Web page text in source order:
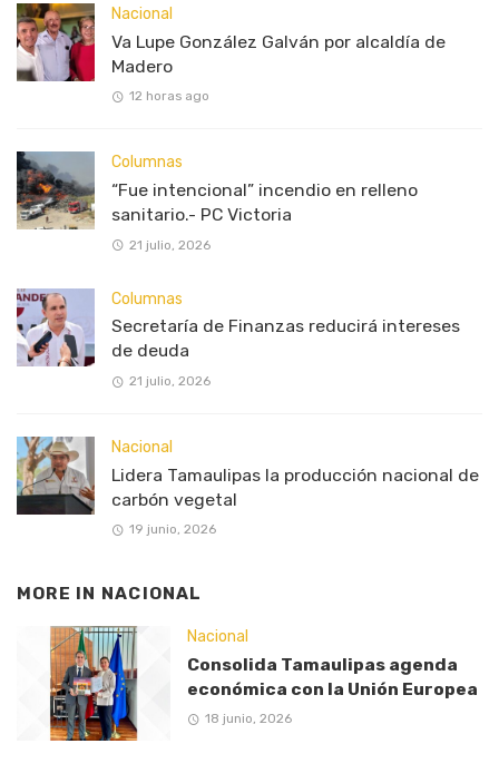
Nacional
Va Lupe González Galván por alcaldía de
Madero
12 horas ago
Columnas
“Fue intencional” incendio en relleno
sanitario.- PC Victoria
21 julio, 2026
Columnas
Secretaría de Finanzas reducirá intereses
de deuda
21 julio, 2026
Nacional
Lidera Tamaulipas la producción nacional de
carbón vegetal
19 junio, 2026
MORE IN NACIONAL
Nacional
Consolida Tamaulipas agenda
económica con la Unión Europea
18 junio, 2026